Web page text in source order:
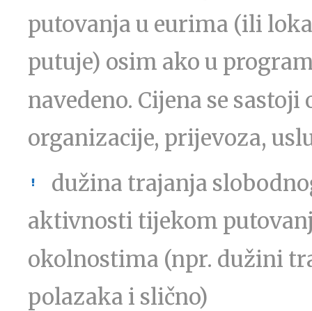
putovanja u eurima (ili
putuje) osim ako u
navedeno. Cijena se
organizacije, prijevoza,
dužina trajanja
aktivnosti tijekom
okolnostima (npr. dužini
polazaka i slično)